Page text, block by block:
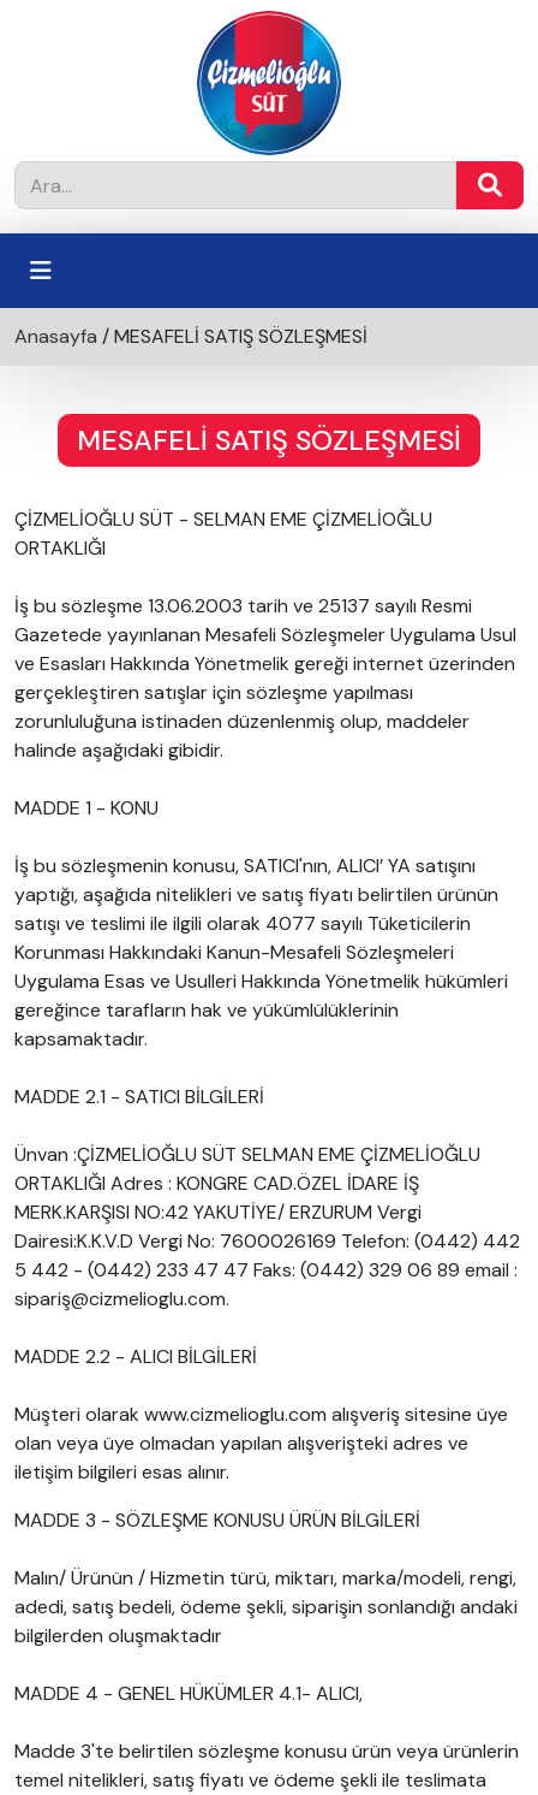
Anasayfa /MESAFELİ SATIŞ SÖZLEŞMESİ
MESAFELİ SATIŞ SÖZLEŞMESİ
ÇİZMELİOĞLU SÜT - SELMAN EME ÇİZMELİOĞLU
ORTAKLIĞI
İş bu sözleşme 13.06.2003 tarih ve 25137 sayılı Resmi
Gazetede yayınlanan Mesafeli Sözleşmeler Uygulama Usul
ve Esasları Hakkında Yönetmelik gereği internet üzerinden
gerçekleştiren satışlar için sözleşme yapılması
zorunluluğuna istinaden düzenlenmiş olup, maddeler
halinde aşağıdaki gibidir.
MADDE 1 - KONU
İş bu sözleşmenin konusu, SATICI'nın, ALICI’ YA satışını
yaptığı, aşağıda nitelikleri ve satış fiyatı belirtilen ürünün
satışı ve teslimi ile ilgili olarak 4077 sayılı Tüketicilerin
Korunması Hakkındaki Kanun-Mesafeli Sözleşmeleri
Uygulama Esas ve Usulleri Hakkında Yönetmelik hükümleri
gereğince tarafların hak ve yükümlülüklerinin
kapsamaktadır.
MADDE 2.1 - SATICI BİLGİLERİ
Ünvan :ÇİZMELİOĞLU SÜT SELMAN EME ÇİZMELİOĞLU
ORTAKLIĞI Adres : KONGRE CAD.ÖZEL İDARE İŞ
MERK.KARŞISI NO:42 YAKUTİYE/ ERZURUM Vergi
Dairesi:K.K.V.D Vergi No: 7600026169 Telefon: (0442) 442
5 442 - (0442) 233 47 47 Faks: (0442) 329 06 89 email :
sipariş@cizmelioglu.com.
MADDE 2.2 - ALICI BİLGİLERİ
Müşteri olarak www.cizmelioglu.com alışveriş sitesine üye
olan veya üye olmadan yapılan alışverişteki adres ve
iletişim bilgileri esas alınır.
MADDE 3 - SÖZLEŞME KONUSU ÜRÜN BİLGİLERİ
Malın/ Ürünün / Hizmetin türü, miktarı, marka/modeli, rengi,
adedi, satış bedeli, ödeme şekli, siparişin sonlandığı andaki
bilgilerden oluşmaktadır
MADDE 4 - GENEL HÜKÜMLER 4.1- ALICI,
Madde 3'te belirtilen sözleşme konusu ürün veya ürünlerin
temel nitelikleri, satış fiyatı ve ödeme şekli ile teslimata